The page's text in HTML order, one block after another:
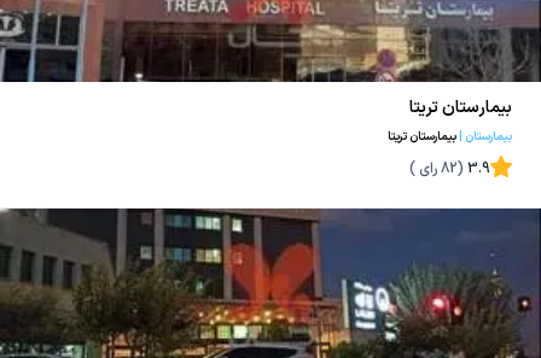
بیمارستان تریتا
بیمارستان |بیمارستان تریتا
3.9
(
82رای )